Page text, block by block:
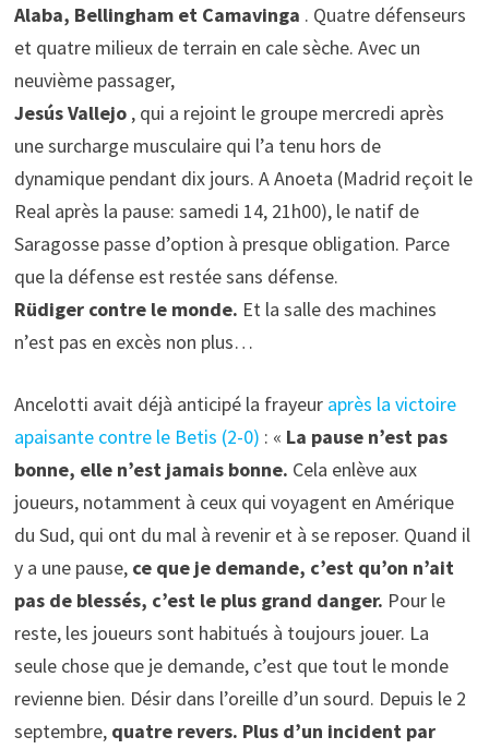
Alaba, Bellingham et Camavinga . Quatre défenseurs
et quatre milieux de terrain en cale sèche. Avec un
neuvième passager,
Jesús Vallejo, qui a rejoint le groupe mercredi après
une surcharge musculaire qui l’a tenu hors de
dynamique pendant dix jours. A Anoeta (Madrid reçoit le
Real après la pause: samedi 14, 21h00), le natif de
Saragosse passe d’option à presque obligation. Parce
que la défense est restée sans défense.
Rüdiger contre le monde. Et la salle des machines
n’est pas en excès non plus…
Ancelotti avait déjà anticipé la frayeur après la victoire
apaisante contre le Betis (2-0) : « La pause n’est pas
bonne, elle n’est jamais bonne. Cela enlève aux
joueurs, notamment à ceux qui voyagent en Amérique
du Sud, qui ont du mal à revenir et à se reposer. Quand il
y a une pause, ce que je demande, c’est qu’on n’ait
pas de blessés, c’est le plus grand danger. Pour le
reste, les joueurs sont habitués à toujours jouer. La
seule chose que je demande, c’est que tout le monde
revienne bien. Désir dans l’oreille d’un sourd. Depuis le 2
septembre, quatre revers. Plus d’un incident par